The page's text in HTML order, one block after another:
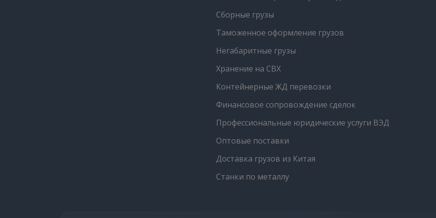
Сборные грузы
Таможенное оформление грузов
Негабаритные грузы
Хранение на СВХ
Контейнерные ЖД перевозки
Финансовое сопровождение сделок
Профессиональные юридические услуги ВЭД
Оптовые поставки
Доставка грузов из Китая
Станки по металлу